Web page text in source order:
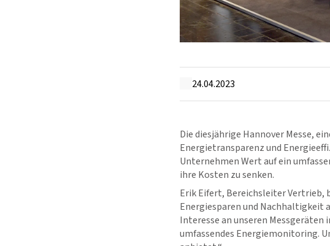
24.04.2023
Die diesjährige Hannover Messe,
Energietransparenz und
Unternehmen Wert auf ein
ihre Kosten zu senken.
Erik Eifert, Bereichsleiter Vertrieb,
Energiesparen und Nachhaltigkeit
Interesse an unseren
umfassendes Energiemonitoring.